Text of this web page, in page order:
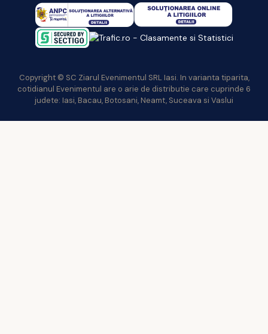
Copyright © SC Ziarul Evenimentul SRL Iasi. In varianta tiparita,
cotidianul Evenimentul are o arie de distributie care cuprinde 6
judete: Iasi, Bacau, Botosani, Neamt, Suceava si Vaslui